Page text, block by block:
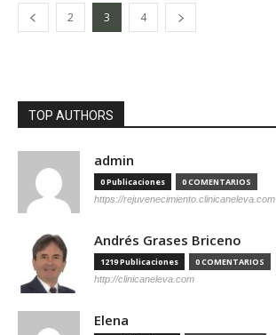
2 3 4
TOP AUTHORS
admin
0 Publicaciones 0 COMENTARIOS
https://rejuvenecimiento.clinicaneleva.com
Andrés Grases Briceno
1219 Publicaciones 0 COMENTARIOS
http://clinicaneleva.com
Elena